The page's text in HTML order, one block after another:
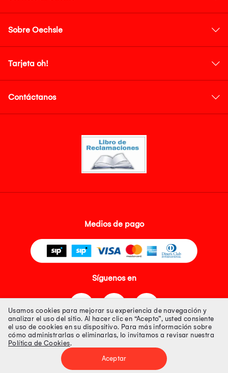
Sobre Oechsle
Tarjeta oh!
Contáctanos
Medios de pago
Síguenos en
Tienda 100% Segura
Tiendas Peruanas S.A. R.U.C. Nº 20493020618. Todos los derechos
Usamos cookies para mejorar su experiencia de navegación y
analizar el uso del sitio. Al hacer clic en “Acepto”, usted consiente
el uso de cookies en su dispositivo. Para más información sobre
cómo administrarlas o eliminarlas, lo invitamos a revisar nuestra
Política de Cookies.
Aceptar